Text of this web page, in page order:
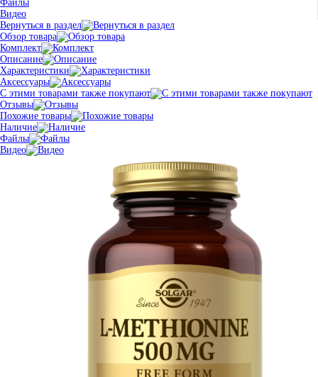
Файлы
Видео
Вернуться в раздел
Обзор товара
Комплект
Описание
Характеристики
Аксессуары
С этими товарами также покупают
Отзывы
Похожие товары
Наличие
Файлы
Видео